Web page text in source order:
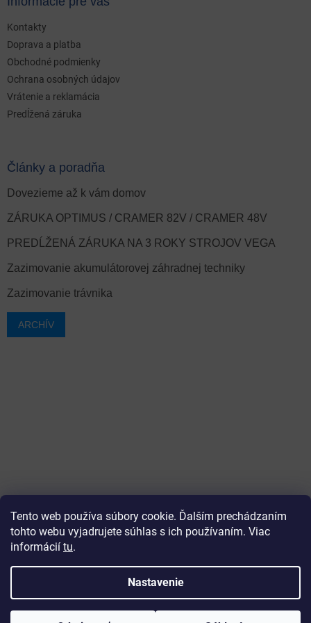
Tento web používa súbory cookie. Ďalším prechádzaním
tohto webu vyjadrujete súhlas s ich používaním. Viac
informácií tu.
Nastavenie
Kontakty
Doprava a platba
Obchodné podmienky
Ochrana osobných údajov
Vrátenie a reklamácia
Predĺžená záruka
Články a poradňa
Dovezieme až k vám domov
ZÁRUKA OPTIMUS / CRAMER 82V / CRAMER 48V
PREDĹŽENÁ ZÁRUKA NA 3 ROKY STROJOV VEGA
Zazimovanie akumulátorovej záhradnej techniky
Zazimovanie trávnika
ARCHÍV
. Všetky práva vyhradené.